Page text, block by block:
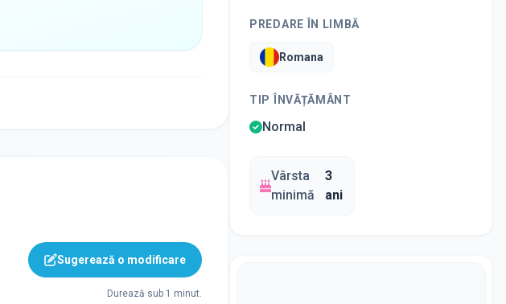
Sugerează o modificare
Durează sub 1 minut.
PREDARE ÎN LIMBĂ
Romana
TIP ÎNVĂȚĂMÂNT
Normal
Vârsta
minimă
3
ani